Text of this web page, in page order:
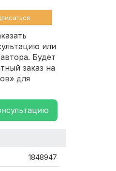
или
Будет
заказ на
для
1848947